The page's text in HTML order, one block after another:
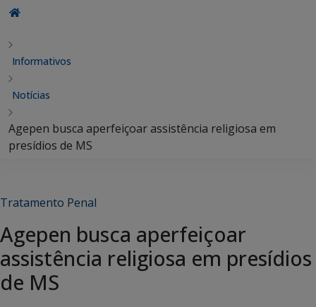
Informativos
Notícias
Agepen busca aperfeiçoar assistência religiosa em
presídios de MS
Tratamento Penal
Agepen busca aperfeiçoar
assistência religiosa em presídios
de MS